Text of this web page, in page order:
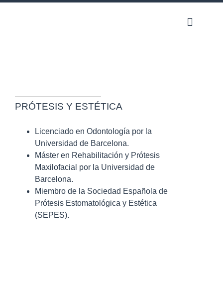
PRÓTESIS Y ESTÉTICA
Licenciado en Odontología por la
Universidad de Barcelona.
Máster en Rehabilitación y Prótesis
Maxilofacial por la Universidad de
Barcelona.
Miembro de la Sociedad Española de
Prótesis Estomatológica y Estética
(SEPES).